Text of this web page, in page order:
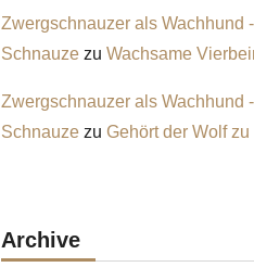
Zwergschnauzer als Wachhund
Schnauzezu Wachsame
Zwergschnauzer als Wachhund
Schnauzezu Gehört der Wolf zu
Archive